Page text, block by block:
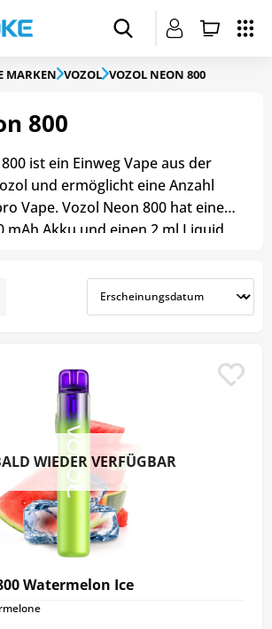
MARKEN VOZOL VOZOL NEON 800
800
ist ein Einweg Vape aus der
und ermöglicht eine Anzahl
Vape. Vozol Neon 800 hat einen
mAh Akku und einen 2 ml Liquid
Erlebnis zu bieten. Der Vozol Neon
Body der leicht
wird über eine automatische
zur Auswahl, um Ihren
gerecht zu werden. Bei ERA
alle Sorten des Vozol Neon 800
online kaufen.
WIEDER VERFÜGBAR
Watermelon Ice